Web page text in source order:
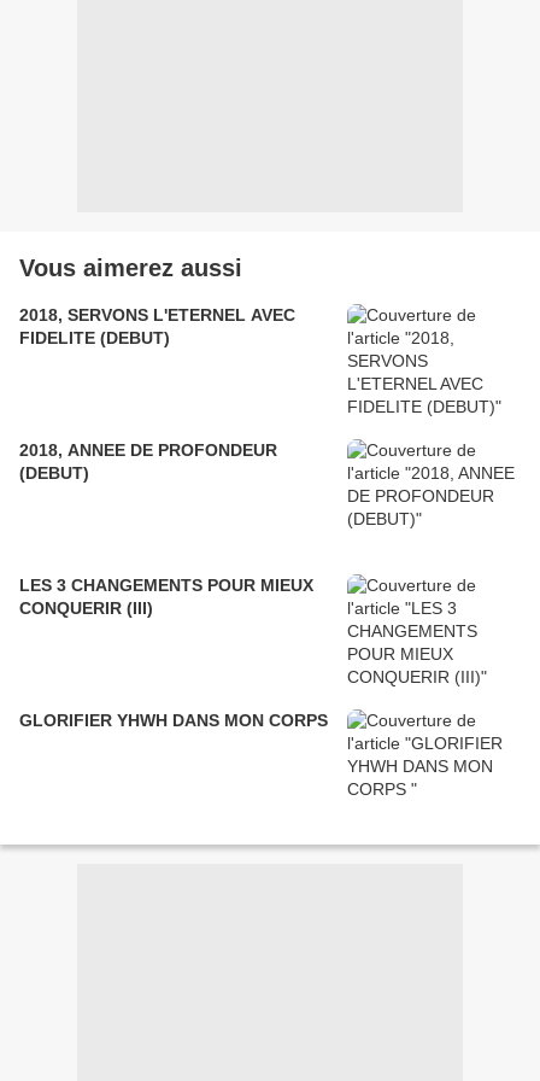
Vous aimerez aussi
2018, SERVONS L'ETERNEL AVEC
FIDELITE (DEBUT)
2018, ANNEE DE PROFONDEUR
(DEBUT)
LES 3 CHANGEMENTS POUR MIEUX
CONQUERIR (III)
GLORIFIER YHWH DANS MON CORPS